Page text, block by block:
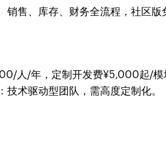
销售、库存、财务全流程，社区版
人/年，定制开发费¥5,000起/模
技术驱动型团队，需高度定制化。